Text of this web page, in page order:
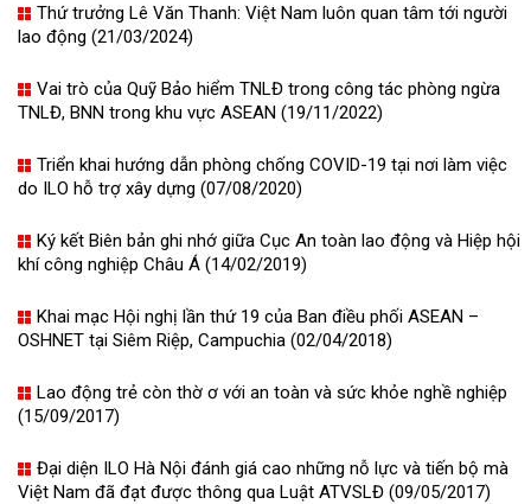
Thứ trưởng Lê Văn Thanh: Việt Nam luôn quan tâm tới người
lao động (21/03/2024)
Vai trò của Quỹ Bảo hiểm TNLĐ trong công tác phòng ngừa
TNLĐ, BNN trong khu vực ASEAN (19/11/2022)
Triển khai hướng dẫn phòng chống COVID-19 tại nơi làm việc
do ILO hỗ trợ xây dựng (07/08/2020)
Ký kết Biên bản ghi nhớ giữa Cục An toàn lao động và Hiệp hội
khí công nghiệp Châu Á (14/02/2019)
Khai mạc Hội nghị lần thứ 19 của Ban điều phối ASEAN –
OSHNET tại Siêm Riệp, Campuchia (02/04/2018)
Lao động trẻ còn thờ ơ với an toàn và sức khỏe nghề nghiệp
(15/09/2017)
Đại diện ILO Hà Nội đánh giá cao những nỗ lực và tiến bộ mà
Việt Nam đã đạt được thông qua Luật ATVSLĐ (09/05/2017)